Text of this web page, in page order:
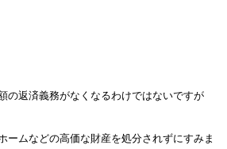
の返済義務がなくなるわけではないですが
ームなどの高価な財産を処分されずにすみま